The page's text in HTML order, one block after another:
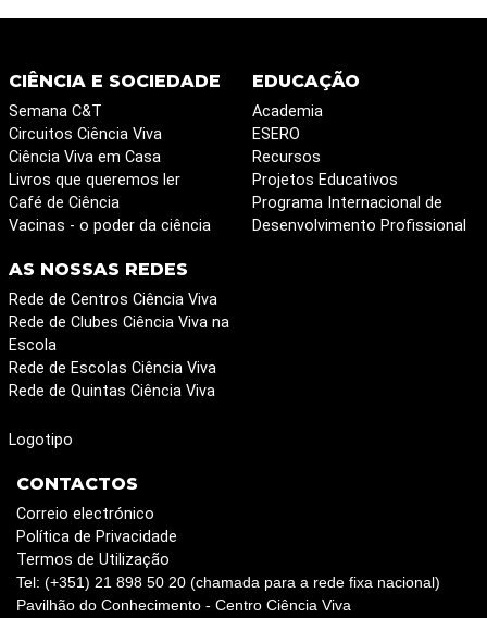
CIÊNCIA E SOCIEDADE
Semana C&T
Circuitos Ciência Viva
Ciência Viva em Casa
Livros que queremos ler
Café de Ciência
Vacinas - o poder da ciência
EDUCAÇÃO
Academia
ESERO
Recursos
Projetos Educativos
Programa Internacional de
Desenvolvimento Profissional
AS NOSSAS REDES
Rede de Centros Ciência Viva
Rede de Clubes Ciência Viva na
Escola
Rede de Escolas Ciência Viva
Rede de Quintas Ciência Viva
Logotipo
CONTACTOS
Correio electrónico
Política de Privacidade
Termos de Utilização
Tel: (+351) 21 898 50 20 (chamada para a rede fixa nacional)
Pavilhão do Conhecimento - Centro Ciência Viva